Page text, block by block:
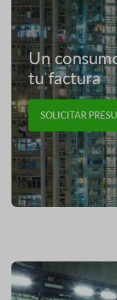
Un
tu factura
SOLICITAR
Imagen